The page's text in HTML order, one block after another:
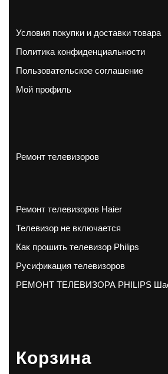
Условия покупки и доставки товара
Политика конфиденциальности
Пользовательское соглашение
Мой профиль
Ремонт телевизоров
Ремонт телевизоров Haier
Телевизор не включается
Как прошить телевизор Philips
Русификация телевизоров
РЕМОНТ ТЕЛЕВИЗОРА PHILIPS
Корзина